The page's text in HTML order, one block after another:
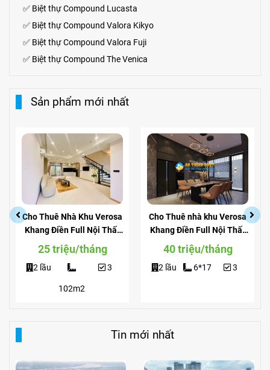
✅ Biệt thựCompound Lucasta
✅ Biệt thựCompound Valora Kikyo
✅ Biệt thự Compound Valora Fuji
✅ Biệt thự Compound The Venica
Sản phẩm mới nhất
Cho Thuê Nhà Khu Verosa
Khang Điền Full Nội Thất
Giá Siêu Rẻ
25 triệu/tháng
2 lầu
102m2
3
Cho Thuê nhà khu Verosa
Khang Điền Full Nội Thất
View Công Viên
40 triệu/tháng
2 lầu 6*17 3
Tin mới nhất